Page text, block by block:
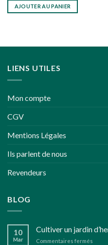
AJOUTER AU PANIER
LIENS UTILES
Mon compte
CGV
Mentions Légales
Ils parlent de nous
Revendeurs
BLOG
10
Mar
Cultiver un jardin
Commentaires fermés